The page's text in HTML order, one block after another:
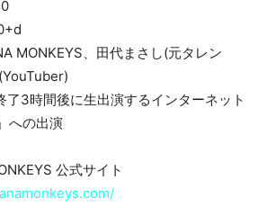
MONKEYS、田代まさし(元タレン
了3時間後に生出演するインターネット
への出演
公式サイト